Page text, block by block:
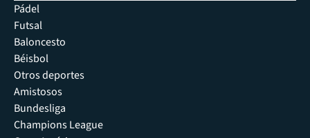
Pádel
Futsal
Baloncesto
Béisbol
Otros deportes
Amistosos
Bundesliga
Champions League